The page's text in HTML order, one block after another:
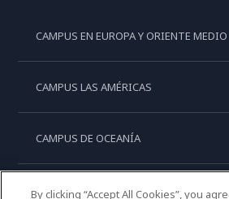
CAMPUS EN EUROPA Y ORIENTE MEDIO
CAMPUS LAS AMÉRICAS
CAMPUS DE OCEANÍA
CAMPUS DE ASIA
By clicking “Accept All Cookies”, you